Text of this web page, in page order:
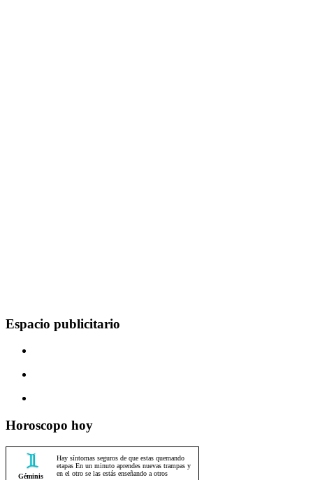
Espacio publicitario
Horoscopo hoy